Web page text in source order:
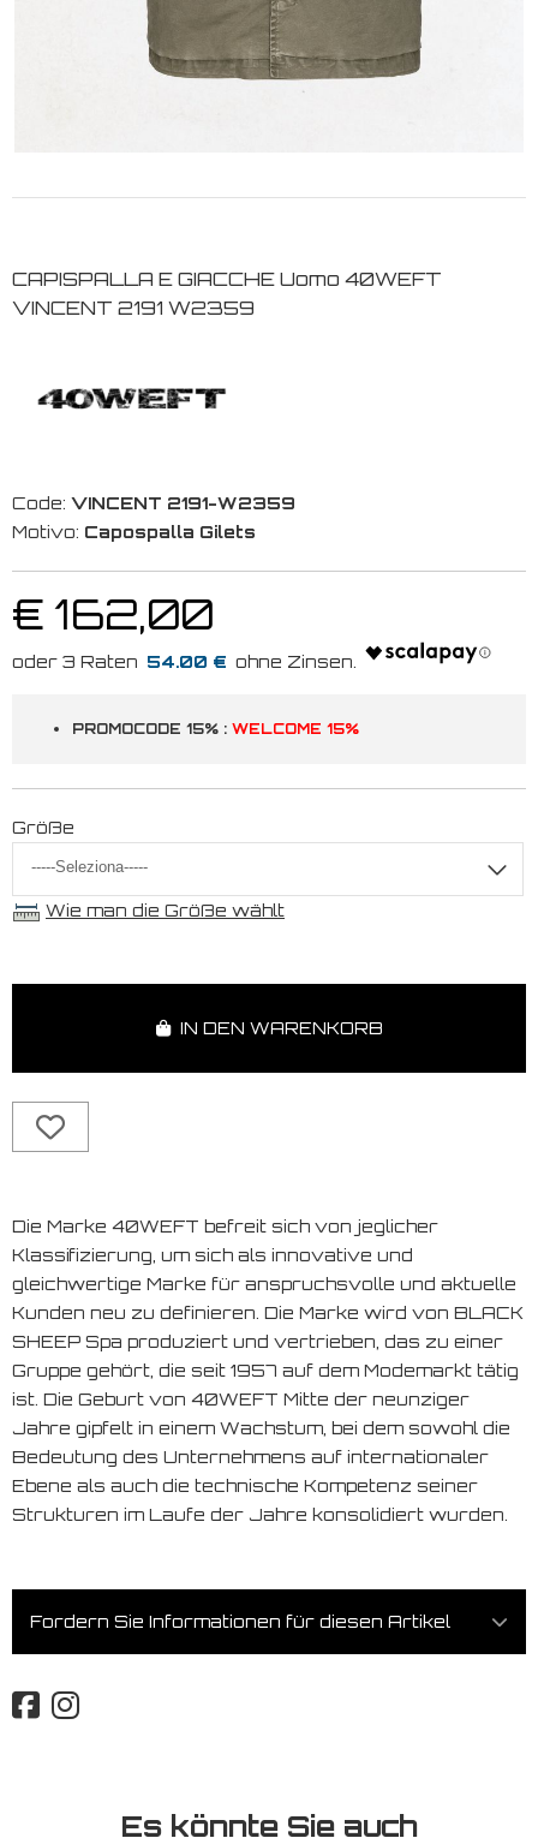
CAPISPALLA E GIACCHE Uomo 40WEFT
VINCENT 2191 W2359
Code: VINCENT 2191-W2359
Motivo: Capospalla Gilets
€ 162,00
54.00 €
PROMOCODE 15% : WELCOME 15%
Größe
Wie man die Größe wählt
IN DEN WARENKORB
Die Marke 40WEFT befreit sich von jeglicher
Klassifizierung, um sich als innovative und
gleichwertige Marke für anspruchsvolle und aktuelle
Kunden neu zu definieren. Die Marke wird von BLACK
SHEEP Spa produziert und vertrieben, das zu einer
Gruppe gehört, die seit 1957 auf dem Modemarkt tätig
ist. Die Geburt von 40WEFT Mitte der neunziger
Jahre gipfelt in einem Wachstum, bei dem sowohl die
Bedeutung des Unternehmens auf internationaler
Ebene als auch die technische Kompetenz seiner
Strukturen im Laufe der Jahre konsolidiert wurden.
Fordern Sie Informationen für diesen Artikel
Es könnte Sie auch